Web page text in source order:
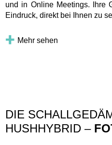
und in Online Meetings. Ihre
Eindruck, direkt bei Ihnen zu
Mehr sehen
DIE
HUSHHYBRID –